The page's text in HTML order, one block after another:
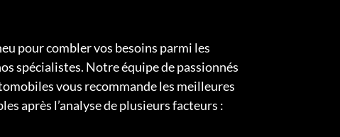
pour combler vos besoins parmi les
spécialistes. Notre équipe de passionnés
vous recommande les meilleures
après l’analyse de plusieurs facteurs :